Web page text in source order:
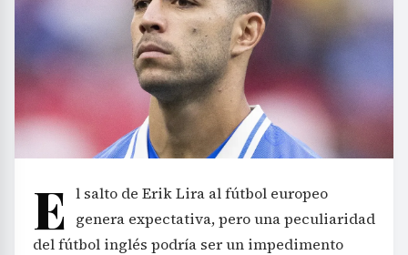
E l salto de Erik Lira al fútbol europeo
genera expectativa, pero una peculiaridad
del fútbol inglés podría ser un impedimento